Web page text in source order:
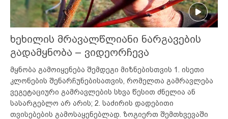
ხეხილის მრავალწლიანი ნარგავების
გადამყნობა – ვიდეორჩევა
მყნობა გამოიყენება შემდეგი მიზნებისთვის 1. ისეთი
კლონების შენარჩუნებისათვის, რომელთა გამრავლება
ვეგეტაციური გამრავლების სხვა წესით ძნელია ან
სასარგებლო არ არის; 2. საძირის დადებითი
თვისებების გამოსაყენებლად. ზოგიერთ შემთხვევაში